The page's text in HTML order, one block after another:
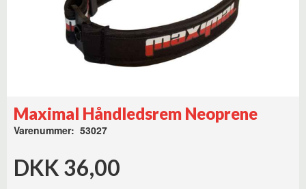
Maximal Håndledsrem Neoprene
Varenummer: 53027
DKK 36,00